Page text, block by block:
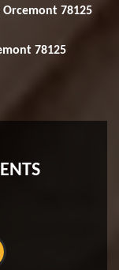
78125
78125